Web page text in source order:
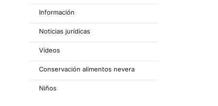
Información
Noticias jurídicas
Vídeos
Conservación alimentos nevera
Niños